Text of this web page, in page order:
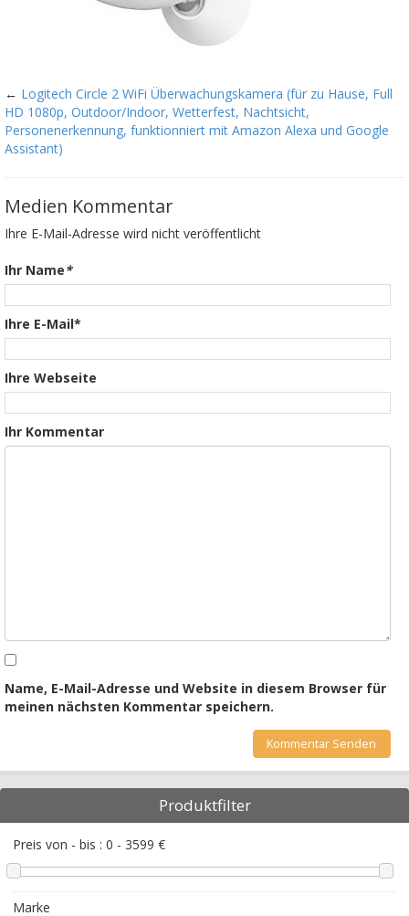
← Logitech Circle 2 WiFi Überwachungskamera (für zu Hause, Full
HD 1080p, Outdoor/Indoor, Wetterfest, Nachtsicht,
Personenerkennung, funktionniert mit Amazon Alexa und Google
Assistant)
Medien Kommentar
Ihre E-Mail-Adresse wird nicht veröffentlicht
Ihr Name*
Ihre E-Mail*
Ihre Webseite
Ihr Kommentar
Name, E-Mail-Adresse und Website in diesem Browser für
meinen nächsten Kommentar speichern.
Produktfilter
Preis von - bis : 0 - 3599 €
Marke